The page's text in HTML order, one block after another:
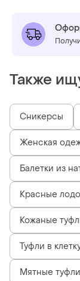
Также
Сникерсы
Женская
Балетки из
Красные
Кожаные
Туфли в
Мятные